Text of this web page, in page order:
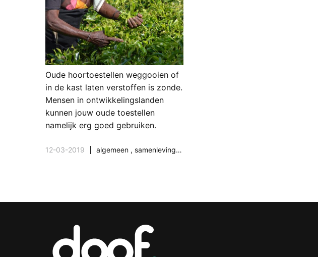
Oude hoortoestellen weggooien of
in de kast laten verstoffen is zonde.
Mensen in ontwikkelingslanden
kunnen jouw oude toestellen
namelijk erg goed gebruiken.
12-03-2019 algemeen , samenleving & maatschappij